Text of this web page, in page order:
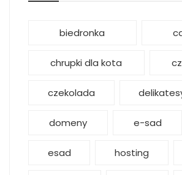
biedronka
chrupki dla kota
czekolada
domeny e-sad
esad hosting